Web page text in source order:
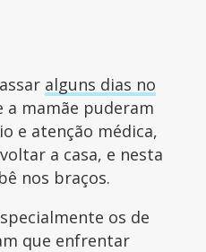
alguns dias no
a mamãe puderam
e atenção médica,
a casa, e nesta
nos braços.
os de
que enfrentar